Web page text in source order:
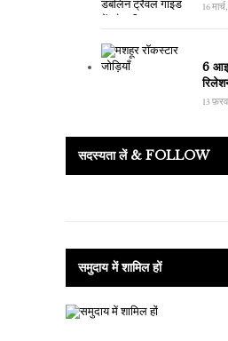
16
6
13
सदस्यता लें & FOLLOW
समुदाय में शामिल हों